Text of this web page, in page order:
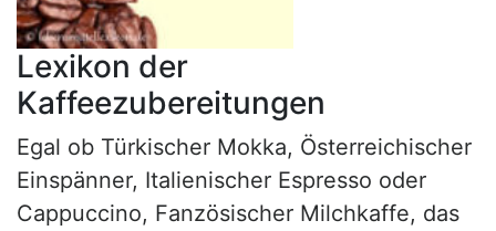
Lexikon der
Kaffeezubereitungen
Egal ob Türkischer Mokka, Österreichischer
Einspänner, Italienischer Espresso oder
Cappuccino, Fanzösischer Milchkaffe, das